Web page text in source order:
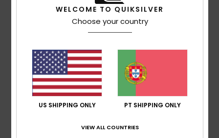
14. Junho 2026
Compra verificada
Eu recomendo este produto
5
WELCOME TO QUIKSILVER
Choose your country
US SHIPPING ONLY PT SHIPPING ONLY
VIEW ALL COUNTRIES